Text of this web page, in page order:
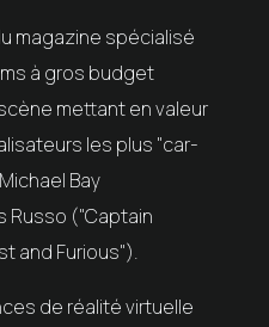
magazine spécialisé
à gros budget
mettant en valeur
les plus "car-
Bay
Russo ("Captain
and Furious").
de réalité virtuelle